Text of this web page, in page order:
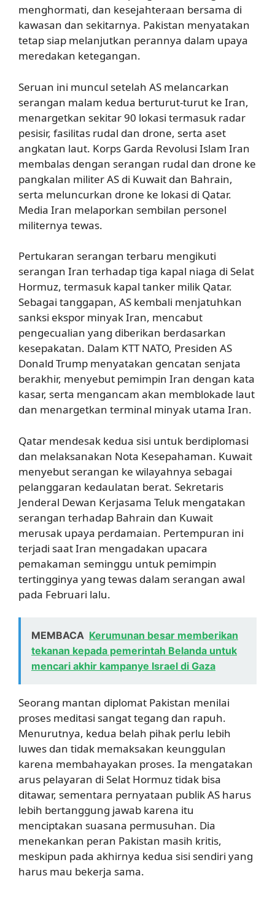
menghormati, dan kesejahteraan bersama di
kawasan dan sekitarnya. Pakistan menyatakan
tetap siap melanjutkan perannya dalam upaya
meredakan ketegangan.
Seruan ini muncul setelah AS melancarkan
serangan malam kedua berturut-turut ke Iran,
menargetkan sekitar 90 lokasi termasuk radar
pesisir, fasilitas rudal dan drone, serta aset
angkatan laut. Korps Garda Revolusi Islam Iran
membalas dengan serangan rudal dan drone ke
pangkalan militer AS di Kuwait dan Bahrain,
serta meluncurkan drone ke lokasi di Qatar.
Media Iran melaporkan sembilan personel
militernya tewas.
Pertukaran serangan terbaru mengikuti
serangan Iran terhadap tiga kapal niaga di Selat
Hormuz, termasuk kapal tanker milik Qatar.
Sebagai tanggapan, AS kembali menjatuhkan
sanksi ekspor minyak Iran, mencabut
pengecualian yang diberikan berdasarkan
kesepakatan. Dalam KTT NATO, Presiden AS
Donald Trump menyatakan gencatan senjata
berakhir, menyebut pemimpin Iran dengan kata
kasar, serta mengancam akan memblokade laut
dan menargetkan terminal minyak utama Iran.
Qatar mendesak kedua sisi untuk berdiplomasi
dan melaksanakan Nota Kesepahaman. Kuwait
menyebut serangan ke wilayahnya sebagai
pelanggaran kedaulatan berat. Sekretaris
Jenderal Dewan Kerjasama Teluk mengatakan
serangan terhadap Bahrain dan Kuwait
merusak upaya perdamaian. Pertempuran ini
terjadi saat Iran mengadakan upacara
pemakaman seminggu untuk pemimpin
tertingginya yang tewas dalam serangan awal
pada Februari lalu.
MEMBACA Kerumunan besar memberikan
tekanan kepada pemerintah Belanda untuk
mencari akhir kampanye Israel di Gaza
Seorang mantan diplomat Pakistan menilai
proses meditasi sangat tegang dan rapuh.
Menurutnya, kedua belah pihak perlu lebih
luwes dan tidak memaksakan keunggulan
karena membahayakan proses. Ia mengatakan
arus pelayaran di Selat Hormuz tidak bisa
ditawar, sementara pernyataan publik AS harus
lebih bertanggung jawab karena itu
menciptakan suasana permusuhan. Dia
menekankan peran Pakistan masih kritis,
meskipun pada akhirnya kedua sisi sendiri yang
harus mau bekerja sama.